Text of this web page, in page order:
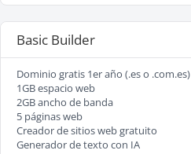
Basic Builder
Dominio gratis 1er año (.es o .com.es)
1GB espacio web
2GB ancho de banda
5 páginas web
Creador de sitios web gratuito
Generador de texto con IA